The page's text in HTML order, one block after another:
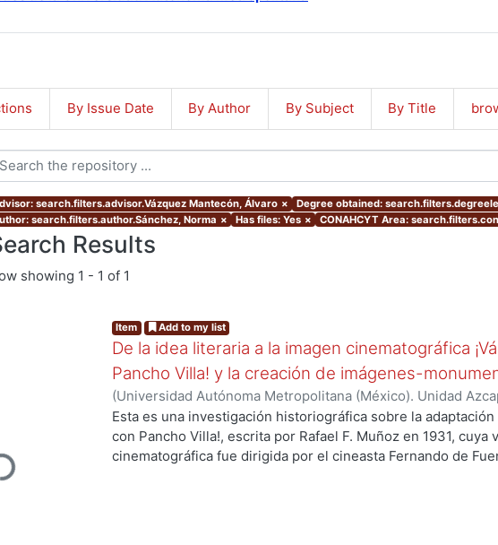
By Issue Date By Author By Subject By Title
search.filters.advisor.Vázquez Mantecón, Álvaro × Degree obtained:
search.filters.author.Sánchez, Norma × Has files: Yes × CONAHCYT Area:
Results
showing 1 - 1 of 1
Item Add to my list
De la idea literaria a la imagen cinematográfica
Pancho Villa! y la creación de imágenes-
(Universidad Autónoma Metropolitana (México). Unidad
de Servicios de Información.,2018)Sánchez, Norma
Esta es una investigación historiográfica sobre la adaptación
con Pancho Villa!, escrita por Rafael F. Muñoz en 1931, cuya
cinematográfica fue dirigida por el cineasta Fernando de